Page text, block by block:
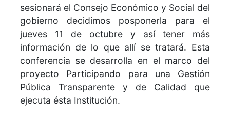
sesionará el Consejo Económico y Social del
gobierno decidimos posponerla para el
jueves 11 de octubre y así tener más
información de lo que allí se tratará. Esta
conferencia se desarrolla en el marco del
proyecto Participando para una Gestión
Pública Transparente y de Calidad que
ejecuta ésta Institución.